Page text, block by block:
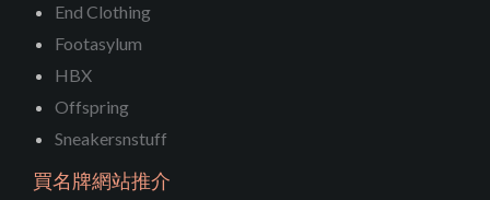
End Clothing
Footasylum
HBX
Offspring
Sneakersnstuff
買名牌網站推介